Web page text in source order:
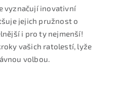
vyznačují inovativní
jejich pružnost o
i pro ty nejmenší!
vašich ratolestí, lyže
volbou.